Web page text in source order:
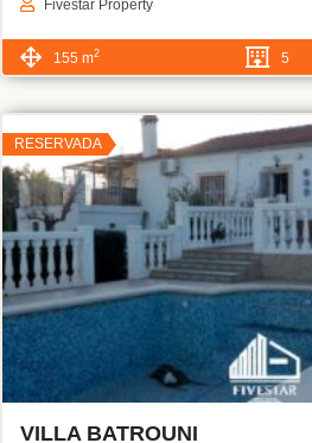
Fivestar Property
155 m2 5
RESERVADA
VILLA BATROUNI